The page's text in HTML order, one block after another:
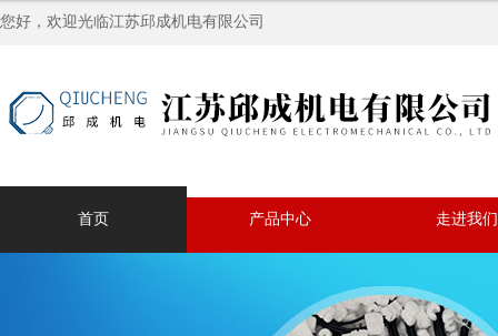
您好，欢迎光临江苏邱成机电有限公司
首页 产品中心 走进我们